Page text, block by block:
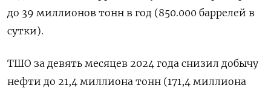
до 39 миллионов тонн в год (850.000 баррелей в
сутки).
ТШО за девять месяцев 2024 года снизил добычу
нефти до 21,4 миллиона тонн (171,4 миллиона